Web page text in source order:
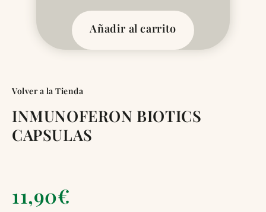
Añadir al carrito
Volver a la Tienda
INMUNOFERON BIOTICS
CAPSULAS
11,90€